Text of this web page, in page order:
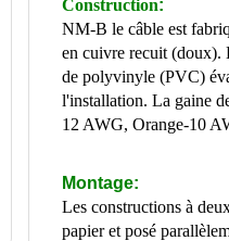
Construction:
NM-B le câble est
en cuivre recuit (doux).
de polyvinyle (PVC)
l'installation. La gaine
12 AWG, Orange-10
Montage:
Les constructions à
papier et posé